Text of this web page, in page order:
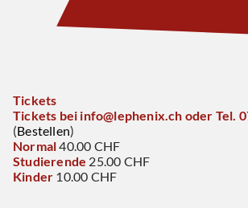
Tickets
Tickets bei info@lephenix.ch oder Tel.
(Bestellen)
Normal40.00 CHF
Studierende 25.00 CHF
Kinder 10.00 CHF